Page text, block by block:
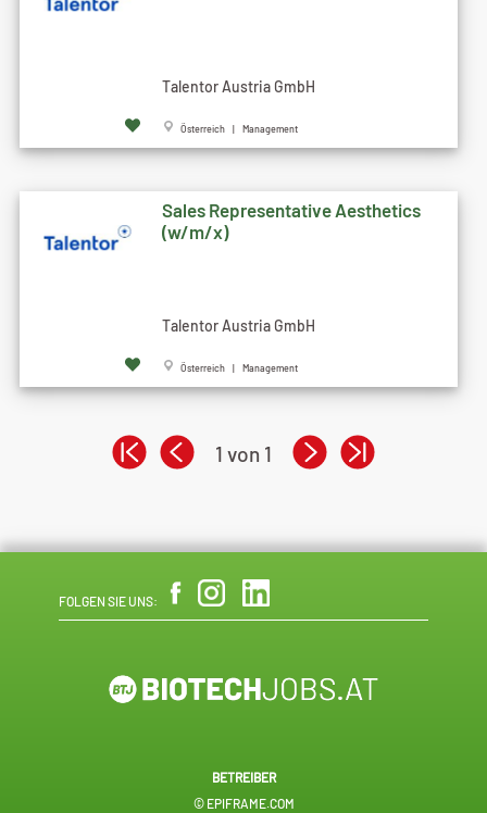
Talentor Austria GmbH
Österreich | Management
Sales Representative Aesthetics
(w/m/x)
Talentor Austria GmbH
Österreich | Management
1 von 1
FOLGEN SIE UNS:
BETREIBER
© EPIFRAME.COM